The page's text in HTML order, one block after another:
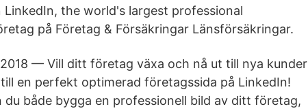
the world's largest professional
på Företag & Försäkringar Länsförsäkringar.
— Vill ditt företag växa och nå ut till nya kunder
en perfekt optimerad företagssida på LinkedIn!
du både bygga en professionell bild av ditt företag,